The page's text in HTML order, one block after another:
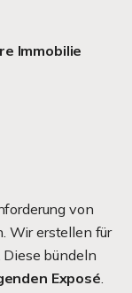
Immobilie
von
Wir erstellen für
Diese bündeln
Exposé.